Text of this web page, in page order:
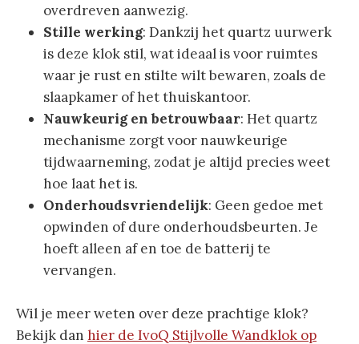
overdreven aanwezig.
Stille werking: Dankzij het quartz uurwerk
is deze klok stil, wat ideaal is voor ruimtes
waar je rust en stilte wilt bewaren, zoals de
slaapkamer of het thuiskantoor.
Nauwkeurig en betrouwbaar: Het quartz
mechanisme zorgt voor nauwkeurige
tijdwaarneming, zodat je altijd precies weet
hoe laat het is.
Onderhoudsvriendelijk: Geen gedoe met
opwinden of dure onderhoudsbeurten. Je
hoeft alleen af en toe de batterij te
vervangen.
Wil je meer weten over deze prachtige klok?
Bekijk dan hier de IvoQ Stijlvolle Wandklok op